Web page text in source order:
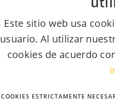
Este sitio web usa
usuario. Al utilizar
cookies de acuerdo
COOKIES ESTRICTAMENTE